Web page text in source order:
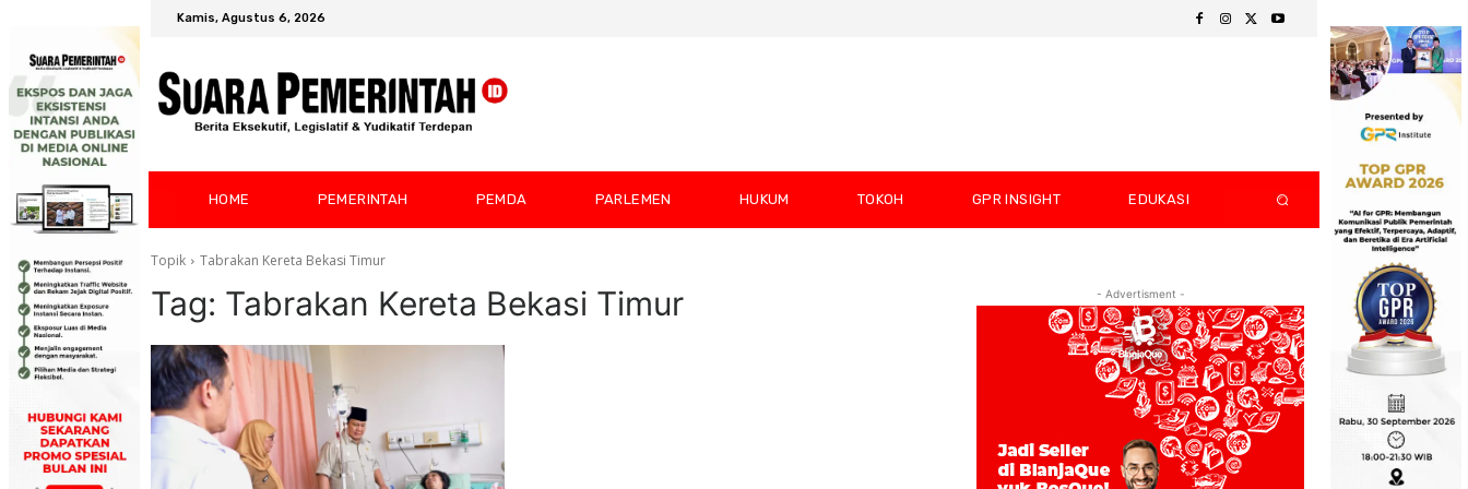
Kamis, Agustus 6, 2026
HOME PEMERINTAH PEMDA PARLEMEN HUKUM TOKOH GPR INSIGHT EDUKASI
Topik Tabrakan Kereta Bekasi Timur
Tag: Tabrakan Kereta Bekasi Timur - Advertisment -